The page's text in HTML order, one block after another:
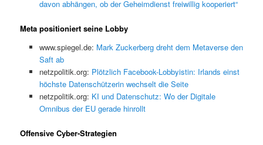
davon abhängen, ob der Geheimdienst freiwillig kooperiert“
Meta positioniert seine Lobby
www.spiegel.de: Mark Zuckerberg dreht dem Metaverse den
Saft ab
netzpolitik.org: Plötzlich Facebook-Lobbyistin: Irlands einst
höchste Datenschützerin wechselt die Seite
netzpolitik.org: KI und Datenschutz: Wo der Digitale
Omnibus der EU gerade hinrollt
Offensive Cyber-Strategien